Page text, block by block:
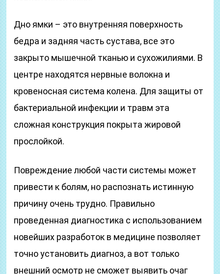
Дно ямки – это внутренняя поверхность
бедра и задняя часть сустава, все это
закрыто мышечной тканью и сухожилиями. В
центре находятся нервные волокна и
кровеносная система колена. Для защиты от
бактериальной инфекции и травм эта
сложная конструкция покрыта жировой
прослойкой.
Повреждение любой части системы может
привести к болям, но распознать истинную
причину очень трудно. Правильно
проведенная диагностика с использованием
новейших разработок в медицине позволяет
точно установить диагноз, а вот только
внешний осмотр не сможет выявить очаг